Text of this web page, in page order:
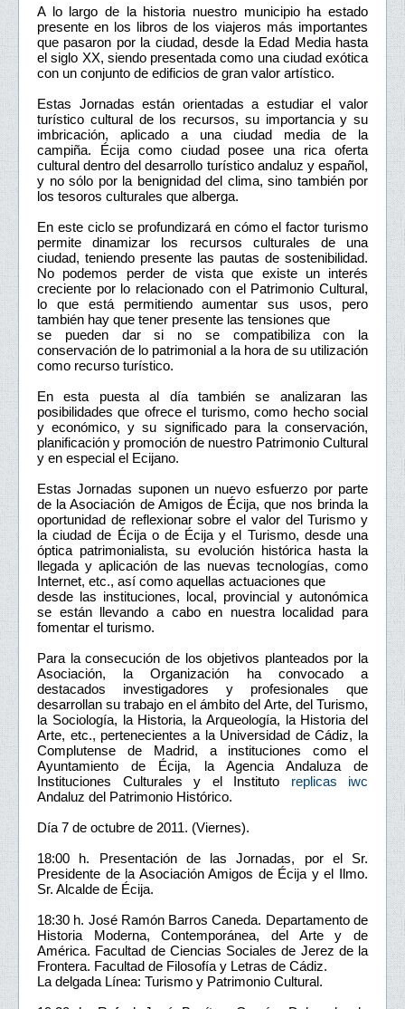
A lo largo de la historia nuestro municipio ha estado
presente en los libros de los viajeros más importantes
que pasaron por la ciudad, desde la Edad Media hasta
el siglo XX, siendo presentada como una ciudad exótica
con un conjunto de edificios de gran valor artístico.
Estas Jornadas están orientadas a estudiar el valor
turístico cultural de los recursos, su importancia y su
imbricación, aplicado a una ciudad media de la
campiña. Écija como ciudad posee una rica oferta
cultural dentro del desarrollo turístico andaluz y español,
y no sólo por la benignidad del clima, sino también por
los tesoros culturales que alberga.
En este ciclo se profundizará en cómo el factor turismo
permite dinamizar los recursos culturales de una
ciudad, teniendo presente las pautas de sostenibilidad.
No podemos perder de vista que existe un interés
creciente por lo relacionado con el Patrimonio Cultural,
lo que está permitiendo aumentar sus usos, pero
también hay que tener presente las tensiones que
se pueden dar si no se compatibiliza con la
conservación de lo patrimonial a la hora de su utilización
como recurso turístico.
En esta puesta al día también se analizaran las
posibilidades que ofrece el turismo, como hecho social
y económico, y su significado para la conservación,
planificación y promoción de nuestro Patrimonio Cultural
y en especial el Ecijano.
Estas Jornadas suponen un nuevo esfuerzo por parte
de la Asociación de Amigos de Écija, que nos brinda la
oportunidad de reflexionar sobre el valor del Turismo y
la ciudad de Écija o de Écija y el Turismo, desde una
óptica patrimonialista, su evolución histórica hasta la
llegada y aplicación de las nuevas tecnologías, como
Internet, etc., así como aquellas actuaciones que
desde las instituciones, local, provincial y autonómica
se están llevando a cabo en nuestra localidad para
fomentar el turismo.
Para la consecución de los objetivos planteados por la
Asociación, la Organización ha convocado a
destacados investigadores y profesionales que
desarrollan su trabajo en el ámbito del Arte, del Turismo,
la Sociología, la Historia, la Arqueología, la Historia del
Arte, etc., pertenecientes a la Universidad de Cádiz, la
Complutense de Madrid, a instituciones como el
Ayuntamiento de Écija, la Agencia Andaluza de
Instituciones Culturales y el Instituto replicas iwc
Andaluz del Patrimonio Histórico.
Día 7 de octubre de 2011. (Viernes).
18:00 h. Presentación de las Jornadas, por el Sr.
Presidente de la Asociación Amigos de Écija y el Ilmo.
Sr. Alcalde de Écija.
18:30 h. José Ramón Barros Caneda. Departamento de
Historia Moderna, Contemporánea, del Arte y de
América. Facultad de Ciencias Sociales de Jerez de la
Frontera. Facultad de Filosofía y Letras de Cádiz.
La delgada Línea: Turismo y Patrimonio Cultural.